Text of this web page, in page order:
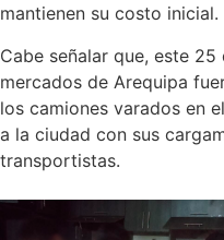
mantienen su costo inicial.
Cabe señalar que, este
mercados de Arequipa
los camiones varados en
a la ciudad con sus
transportistas.